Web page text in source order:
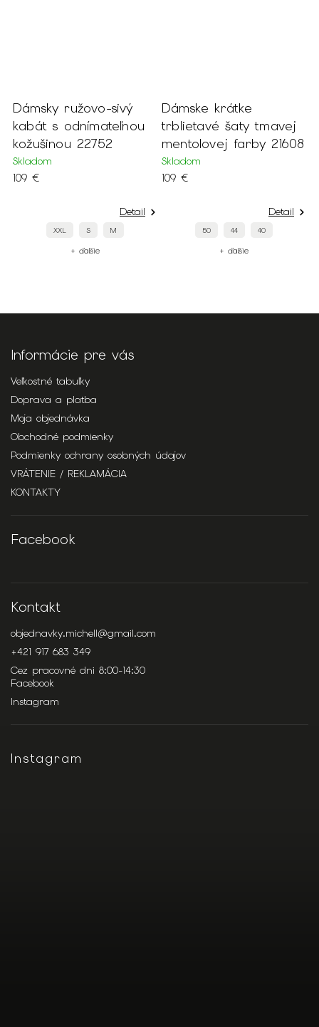
Dámsky ružovo-sivý
kabát s odnímateľnou
kožušinou 22752
Skladom
109 €
Detail
XXL S M
+ ďalšie
Dámske krátke
trblietavé šaty tmavej
mentolovej farby 21608
Skladom
109 €
Detail
50 44 40
+ ďalšie
Informácie pre vás
Veľkostné tabuľky
Doprava a platba
Moja objednávka
Obchodné podmienky
Podmienky ochrany osobných údajov
VRÁTENIE / REKLAMÁCIA
KONTAKTY
Facebook
Kontakt
objednavky.michell@gmail.com
+421 917 683 349
Cez pracovné dni 8:00-14:30
Facebook
Instagram
Instagram